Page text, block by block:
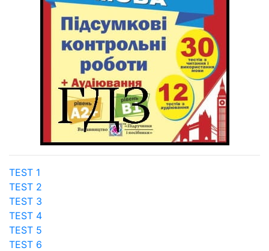
TEST 1
TEST 2
TEST 3
TEST 4
TEST 5
TEST 6